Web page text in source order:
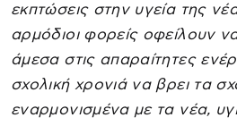
εκπτώσεις στην υγεία της
αρμόδιοι φορείς οφείλουν
άμεσα στις απαραίτητες
σχολική χρονιά να βρει τα
εναρμονισμένα με τα νέα,